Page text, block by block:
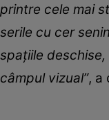
printre cele mai
serile cu cer
spațiile
câmpul vizual”, a